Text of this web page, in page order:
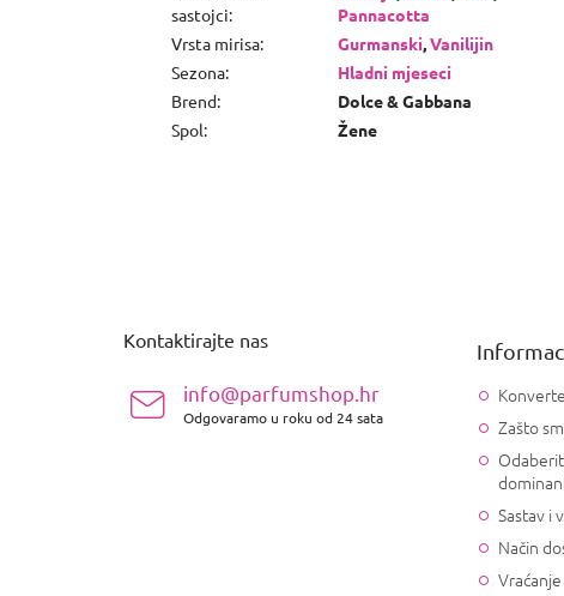
sastojci:
Pannacotta
Vrsta mirisa: Gurmanski,Vanilijin
Sezona:
Hladni mjeseci
Brend:
Dolce & Gabbana
Spol: Žene
Kontaktirajte nas
info@parfumshop.hr
Odgovaramo u roku od 24 sata
Zašto
Sastav i
Način